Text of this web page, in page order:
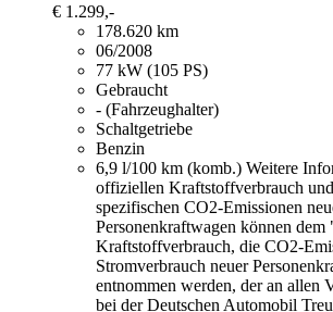
€ 1.299,-
178.620 km
06/2008
77 kW (105 PS)
Gebraucht
- (Fahrzeughalter)
Schaltgetriebe
Benzin
6,9 l/100 km (komb.) Weitere
offiziellen Kraftstoffverbrauch
spezifischen CO2-Emissionen
Personenkraftwagen können
Kraftstoffverbrauch, die CO2-
Stromverbrauch neuer
entnommen werden, der an allen
bei der Deutschen Automobil